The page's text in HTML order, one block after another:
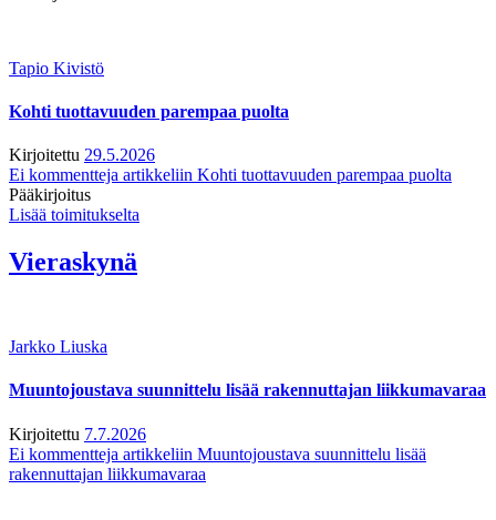
Tapio Kivistö
Kohti tuottavuuden parempaa puolta
Kirjoitettu 29.5.2026
Ei kommentteja artikkeliin Kohti tuottavuuden parempaa puolta
Pääkirjoitus
Lisää toimitukselta
Vieraskynä
Jarkko Liuska
Muuntojoustava suunnittelu lisää rakennuttajan liikkumavaraa
Kirjoitettu 7.7.2026
Ei kommentteja artikkeliin Muuntojoustava suunnittelu lisää
rakennuttajan liikkumavaraa